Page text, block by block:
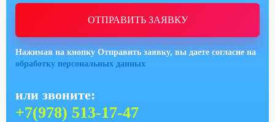
ОТПРАВИТЬ ЗАЯВКУ
Нажимая на кнопку Отправить заявку, вы даете согласие на
обработку персональных данных
или звоните:
+7(978) 513-17-47